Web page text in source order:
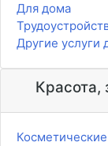
Для дома
Другие услуги
Красота,